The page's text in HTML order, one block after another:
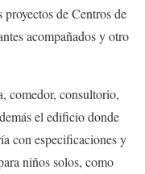
de Centros de
acompañados y otro
comedor, consultorio,
el edificio donde
con especificaciones y
niños solos, como